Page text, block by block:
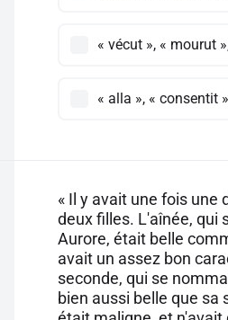
« vécut », « mourut
« alla », « consentit
« Il y avait une fois une
deux filles. L'aînée, qui
Aurore, était belle
avait un assez bon
seconde, qui se
bien aussi belle que sa